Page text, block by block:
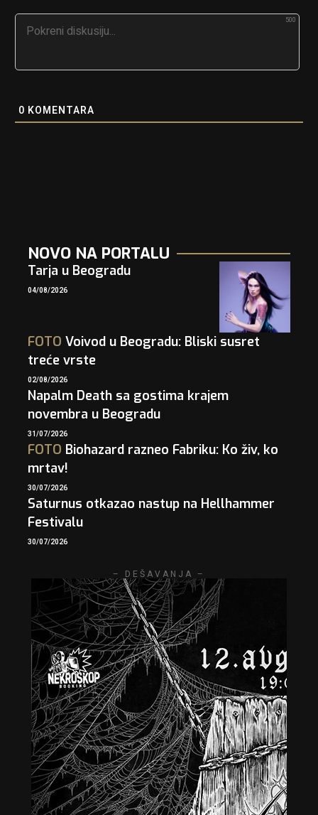
500
0 KOMENTARA
NOVO NA PORTALU
Tarja u Beogradu
04/08/2026
FOTO Voivod u Beogradu: Bliski susret
treće vrste
02/08/2026
Napalm Death sa gostima krajem
novembra u Beogradu
31/07/2026
FOTO Biohazard razneo Fabriku: Ko živ, ko
mrtav!
30/07/2026
Saturnus otkazao nastup na Hellhammer
Festivalu
30/07/2026
– DEŠAVANJA –